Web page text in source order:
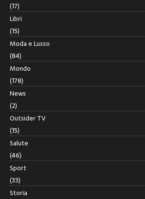
(17)
Libri
(15)
Moda e Lusso
(84)
Mondo
(178)
News
(2)
Outsider TV
(15)
Salute
(46)
Sport
(33)
Storia